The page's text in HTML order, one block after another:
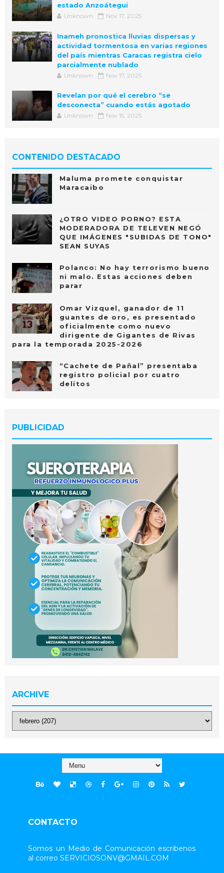
estado Anzoátegui
Unknown Nov 17, 2025
Inameh pronostica lluvias dispersas y
actividad tormentosa en varias regiones
del país mientras Caracas registra cielo
parcialmente nublado
Unknown Nov 17, 2025
Revelan por qué el cerebro “se
desconecta” cuando estás agotado
Unknown Nov 15, 2025
CONTENIDO DESTACADO
Maluma promete conquistar
Maracaibo
¿OTRO VIDEO PORNO? ESTA
MODERADORA DE TELEVEN NEGÓ
QUE IMÁGENES "SUBIDAS DE TONO"
SEAN SUYAS
Polanco: No hay terrorismo bueno
ni malo. Estas acciones deben
parar
Omar Vizquel, ganador de 11
guantes de oro, es presentado
oficialmente como nuevo
dirigente de Gigantes de Rivas
para la temporada 2025-2026
“Cachete de Pañal” presentaba
registro policial por cuatro
delitos
PUBLICIDAD
ARCHIVE
CONTACTO
Somos un Medio de Comunicación escribenos
al correo SERVICIOSONV@GMAIL.COM